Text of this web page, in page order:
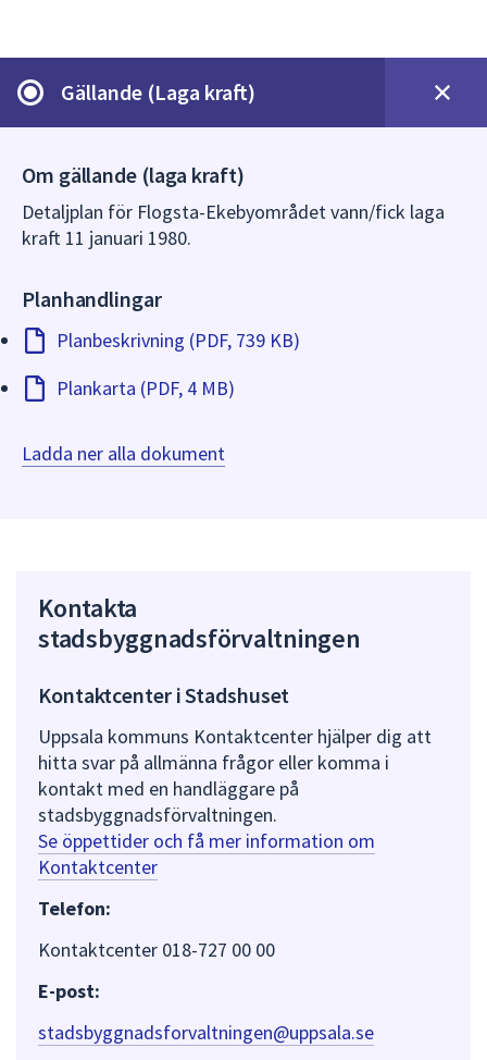
något
Gällande (Laga kraft)
Om gällande (laga kraft)
Detaljplan för Flogsta-Ekebyområdet vann/fick laga
kraft 11 januari 1980.
Planhandlingar
Planbeskrivning (PDF, 739 KB)
Plankarta (PDF, 4 MB)
Ladda ner alla dokument
Kontakta
stadsbyggnadsförvaltningen
Kontaktcenter i Stadshuset
Uppsala kommuns Kontaktcenter hjälper dig att
hitta svar på allmänna frågor eller komma i
kontakt med en handläggare på
stadsbyggnadsförvaltningen.
Se öppettider och få mer information om
Kontaktcenter
Telefon:
Kontaktcenter 018-727 00 00
E-post:
stadsbyggnadsforvaltningen@uppsala.se